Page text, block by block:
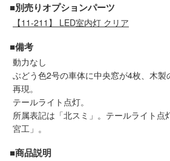
中部
中国・四国
お役立ち情報
■別売りオプションパーツ
【11-211】 LED室内灯 クリア
■備考
動力なし
ぶどう色2号の車体に中央窓が4枚、木
再現。
テールライト点灯。
所属表記は「北スミ」。テールライト点
宮工」。
■商品説明